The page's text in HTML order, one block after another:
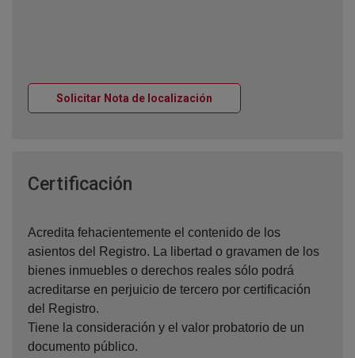
Solicitar Nota de localización
Certificación
Acredita fehacientemente el contenido de los
asientos del Registro. La libertad o gravamen de los
bienes inmuebles o derechos reales sólo podrá
acreditarse en perjuicio de tercero por certificación
del Registro.
Tiene la consideración y el valor probatorio de un
documento público.